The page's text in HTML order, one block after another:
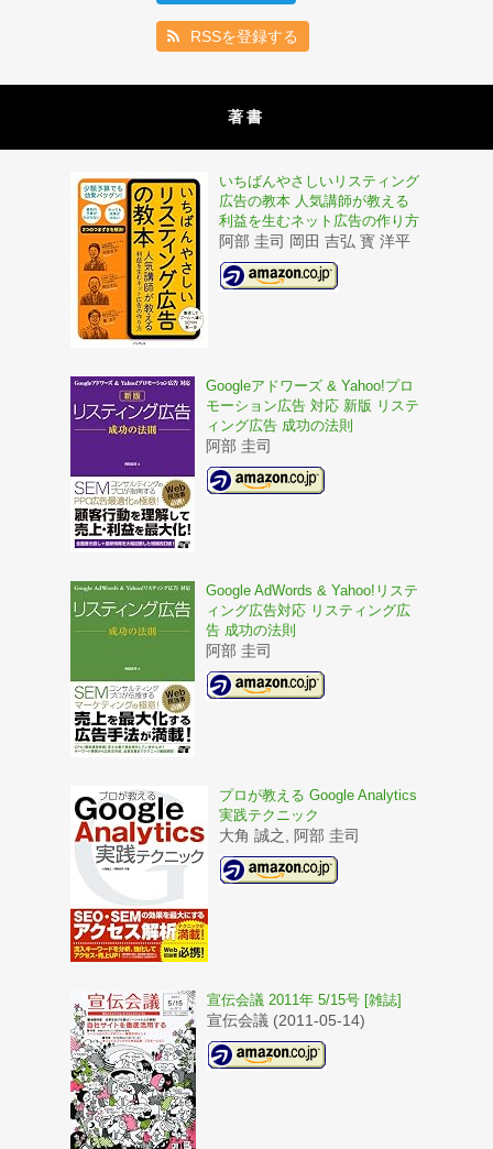
RSSを登録する
著書
いちばんやさしいリスティング
広告の教本 人気講師が教える
利益を生むネット広告の作り方
阿部 圭司 岡田 吉弘 寳 洋平
Googleアドワーズ & Yahoo!プロ
モーション広告 対応 新版 リステ
ィング広告 成功の法則
阿部 圭司
Google AdWords & Yahoo!リステ
ィング広告対応 リスティング広
告 成功の法則
阿部 圭司
プロが教える Google Analytics
実践テクニック
大角 誠之, 阿部 圭司
宣伝会議 2011年 5/15号 [雑誌]
宣伝会議 (2011-05-14)